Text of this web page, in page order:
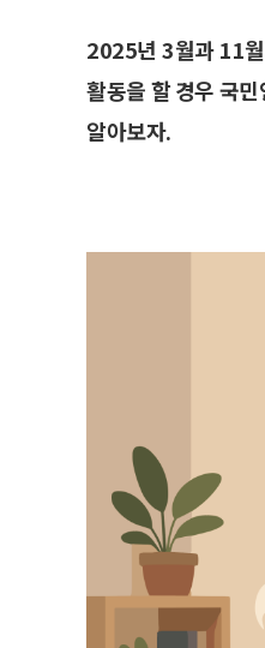
2025년 3월과 11
활동을 할 경우 국
알아보자.